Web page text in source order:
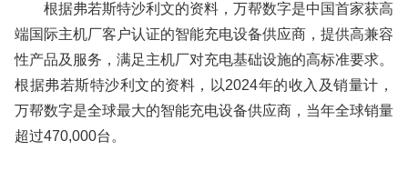
根据弗若斯特沙利文的资料，万帮数字是中国首家获高
端国际主机厂客户认证的智能充电设备供应商，提供高兼容
性产品及服务，满足主机厂对充电基础设施的高标准要求。
根据弗若斯特沙利文的资料，以2024年的收入及销量计，
万帮数字是全球最大的智能充电设备供应商，当年全球销量
超过470,000台。